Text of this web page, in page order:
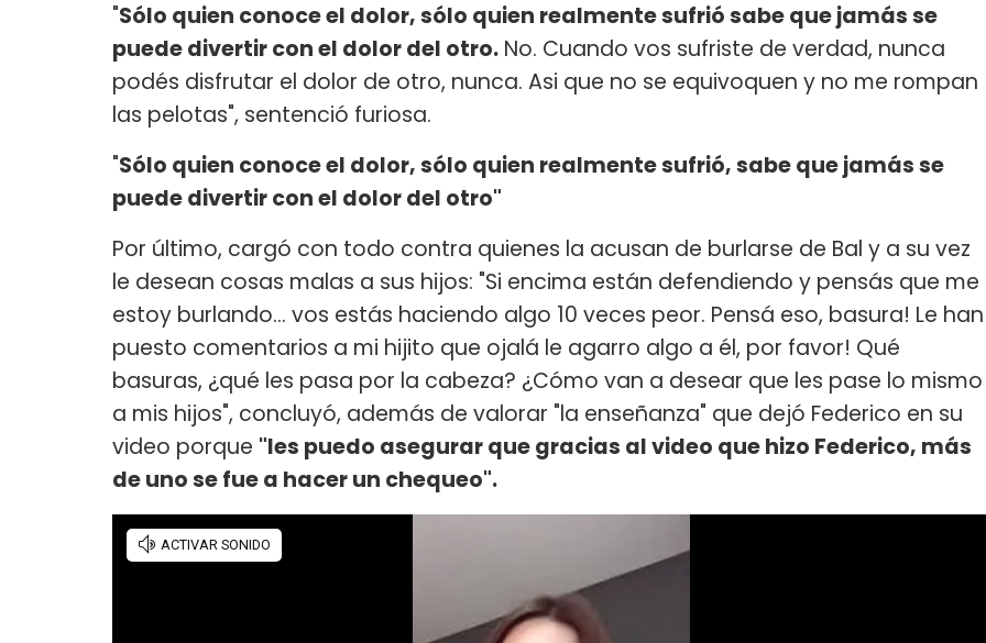
"Sólo quien conoce el dolor, sólo quien realmente sufrió sabe que jamás se
puede divertir con el dolor del otro. No. Cuando vos sufriste de verdad, nunca
podés disfrutar el dolor de otro, nunca. Asi que no se equivoquen y no me rompan
las pelotas", sentenció furiosa.
"Sólo quien conoce el dolor, sólo quien realmente sufrió, sabe que jamás se
puede divertir con el dolor del otro"
Por último, cargó con todo contra quienes la acusan de burlarse de Bal y a su vez
le desean cosas malas a sus hijos: "Si encima están defendiendo y pensás que me
estoy burlando... vos estás haciendo algo 10 veces peor. Pensá eso, basura! Le han
puesto comentarios a mi hijito que ojalá le agarro algo a él, por favor! Qué
basuras, ¿qué les pasa por la cabeza? ¿Cómo van a desear que les pase lo mismo
a mis hijos", concluyó, además de valorar "la enseñanza" que dejó Federico en su
video porque "les puedo asegurar que gracias al video que hizo Federico, más
de uno se fue a hacer un chequeo".